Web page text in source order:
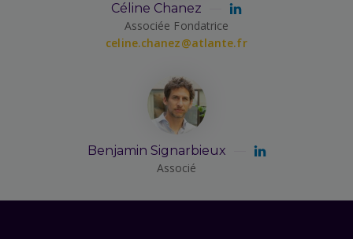
Céline Chanez
Associée Fondatrice
celine.chanez@atlante.fr
Benjamin Signarbieux
Associé